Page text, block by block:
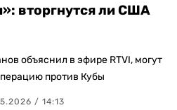
вторгнутся ли США
объяснил в эфире RTVI, могут
против Кубы
/ 14:13